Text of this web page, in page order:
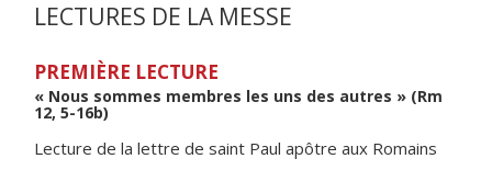
LECTURES DE LA MESSE
PREMIÈRE LECTURE
« Nous sommes membres les uns des autres » (Rm
12, 5-16b)
Lecture de la lettre de saint Paul apôtre aux Romains